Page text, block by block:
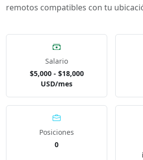
remotos compatibles con tu
Salario
$5,000 - $18,000
USD/mes
Posiciones
0